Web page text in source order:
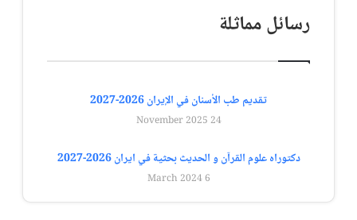
مماثلة
تقديم طب الأسنان في الإيران 2026-2027
علوم القرآن و الحديث بحثية في ايران 2026-2027